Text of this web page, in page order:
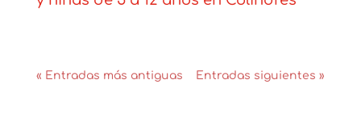
« Entradas más antiguas Entradas siguientes »